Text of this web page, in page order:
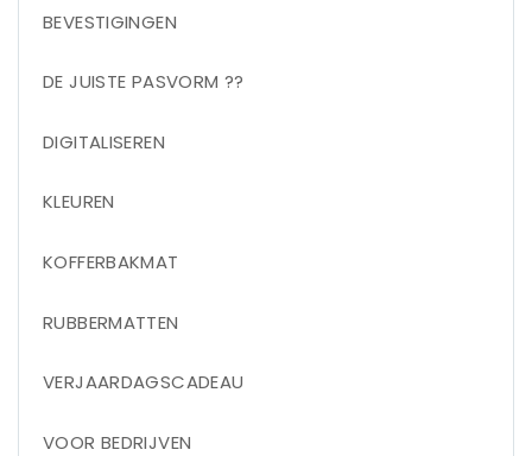
BEVESTIGINGEN
DE JUISTE PASVORM ??
DIGITALISEREN
KLEUREN
KOFFERBAKMAT
RUBBERMATTEN
VERJAARDAGSCADEAU
VOOR BEDRIJVEN